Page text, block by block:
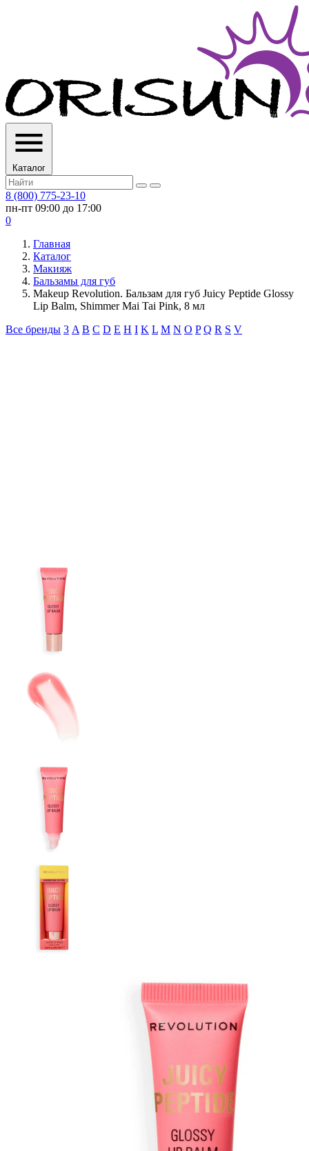
Каталог
8 (800) 775-23-10
пн-пт 09:00 до 17:00
0
Главная
Каталог
Макияж
Бальзамы для губ
Makeup Revolution. Бальзам для губ Juicy Peptide Glossy
Lip Balm, Shimmer Mai Tai Pink, 8 мл
Все бренды 3 A B C D E H I K L M N O P Q R S V